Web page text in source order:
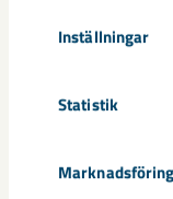
Inställningar
Statistik
Marknadsföring
annan sida